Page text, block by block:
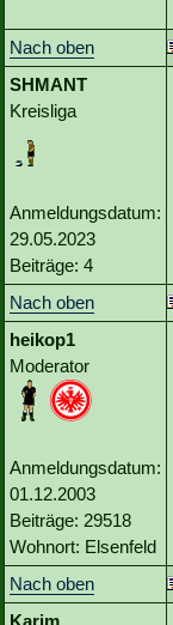
Nach oben
SHMANT
Kreisliga
Anmeldungsdatum:
29.05.2023
Beiträge: 4
Nach oben
heikop1
Moderator
Anmeldungsdatum:
01.12.2003
Beiträge: 29518
Wohnort: Elsenfeld
Nach oben